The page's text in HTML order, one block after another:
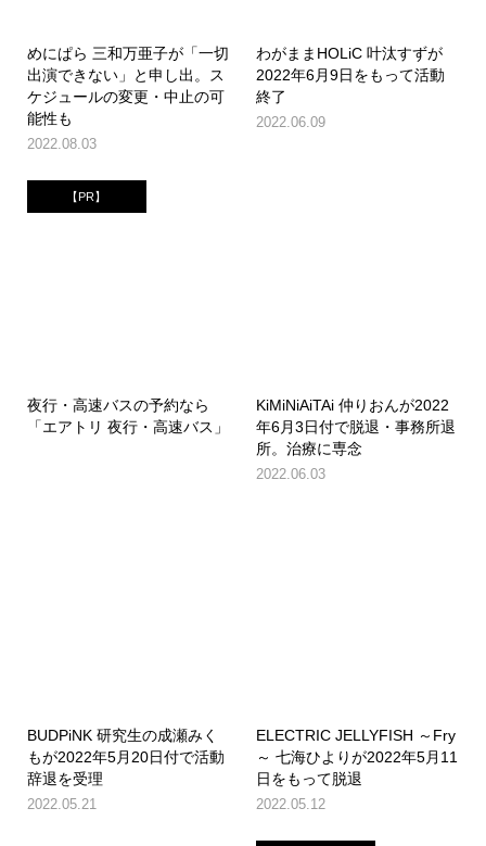
めにぱら 三和万亜子が「一切
出演できない」と申し出。ス
ケジュールの変更・中止の可
能性も
2022.08.03
わがままHOLiC 叶汰すずが
2022年6月9日をもって活動
終了
2022.06.09
【PR】
夜行・高速バスの予約なら
「エアトリ 夜行・高速バス」
KiMiNiAiTAi 仲りおんが2022
年6月3日付で脱退・事務所退
所。治療に専念
2022.06.03
BUDPiNK 研究生の成瀬みく
もが2022年5月20日付で活動
辞退を受理
2022.05.21
ELECTRIC JELLYFISH ～Fry
～ 七海ひよりが2022年5月11
日をもって脱退
2022.05.12